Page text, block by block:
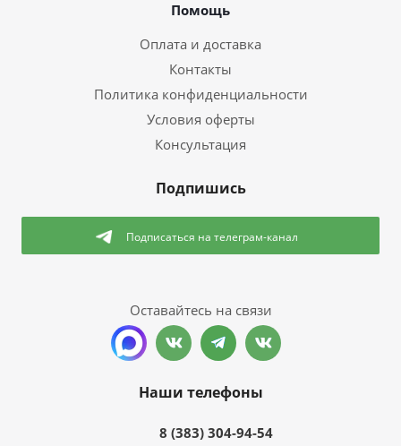
Помощь
Оплата и доставка
Контакты
Политика конфиденциальности
Условия оферты
Консультация
Подпишись
Подписаться на телеграм-канал
Оставайтесь на связи
Наши телефоны
8 (383) 304-94-54